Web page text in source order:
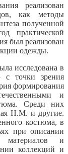
реализован
как методы
полученной
практической
был реализован
одежды.
исследована в
с точки зрения
формирования
и
Среди них
Н.М. и другие.
костюма, в
при описании
материалов и
коллекций и